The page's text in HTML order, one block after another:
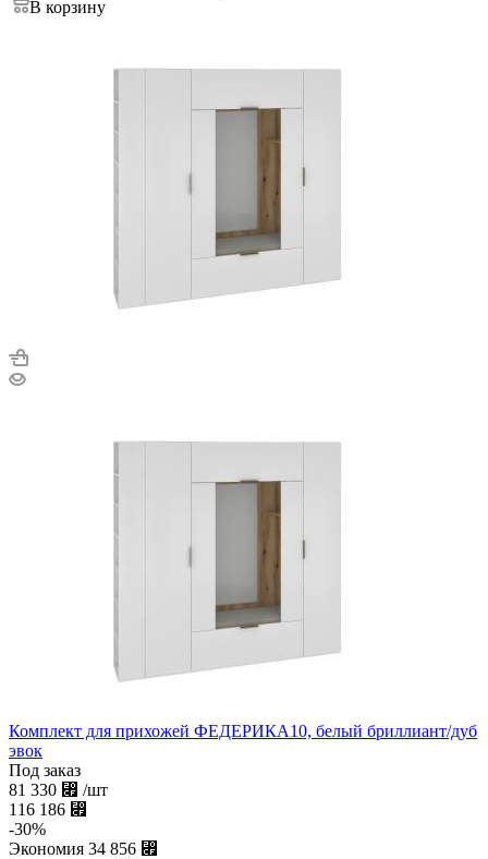
В корзину
Комплект для прихожей ФЕДЕРИКА10, белый бриллиант/дуб
эвок
Под заказ
81 330 ⃏ /шт
116 186 ⃏
-30%
Экономия 34 856 ⃏